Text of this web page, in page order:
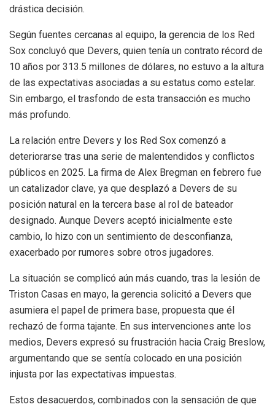
drástica decisión.
Según fuentes cercanas al equipo, la gerencia de los Red
Sox concluyó que Devers, quien tenía un contrato récord de
10 años por 313.5 millones de dólares, no estuvo a la altura
de las expectativas asociadas a su estatus como estelar.
Sin embargo, el trasfondo de esta transacción es mucho
más profundo.
La relación entre Devers y los Red Sox comenzó a
deteriorarse tras una serie de malentendidos y conflictos
públicos en 2025. La firma de Alex Bregman en febrero fue
un catalizador clave, ya que desplazó a Devers de su
posición natural en la tercera base al rol de bateador
designado. Aunque Devers aceptó inicialmente este
cambio, lo hizo con un sentimiento de desconfianza,
exacerbado por rumores sobre otros jugadores.
La situación se complicó aún más cuando, tras la lesión de
Triston Casas en mayo, la gerencia solicitó a Devers que
asumiera el papel de primera base, propuesta que él
rechazó de forma tajante. En sus intervenciones ante los
medios, Devers expresó su frustración hacia Craig Breslow,
argumentando que se sentía colocado en una posición
injusta por las expectativas impuestas.
Estos desacuerdos, combinados con la sensación de que